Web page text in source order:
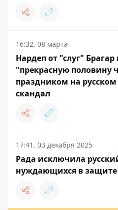
16:32, 08 марта
Нардеп от "слуг"
"прекрасную половину
праздником на
скандал
17:41, 03 декабря 2025
Рада исключила
нуждающихся в защите